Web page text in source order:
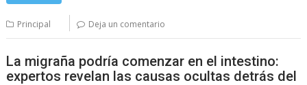
Principal Deja un comentario
La migraña podría comenzar en el intestino:
expertos revelan las causas ocultas detrás del